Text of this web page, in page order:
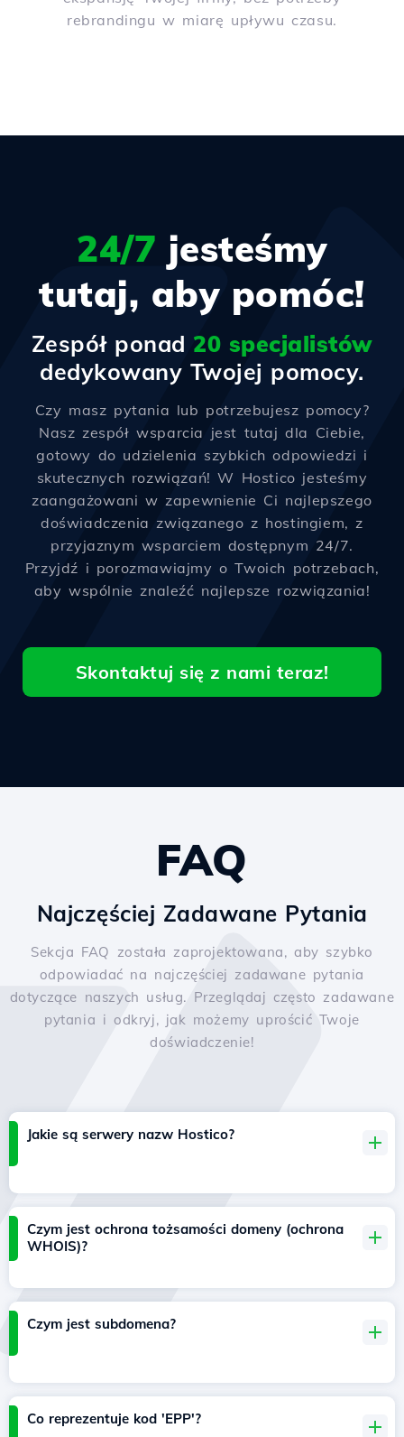
rebrandingu w miarę upływu czasu.
24/7 jesteśmy
tutaj, aby pomóc!
Zespół ponad 20 specjalistów
dedykowany Twojej pomocy.
Czy masz pytania lub potrzebujesz pomocy?
Nasz zespół wsparcia jest tutaj dla Ciebie,
gotowy do udzielenia szybkich odpowiedzi i
skutecznych rozwiązań! W Hostico jesteśmy
zaangażowani w zapewnienie Ci najlepszego
doświadczenia związanego z hostingiem, z
przyjaznym wsparciem dostępnym 24/7.
Przyjdź i porozmawiajmy o Twoich potrzebach,
aby wspólnie znaleźć najlepsze rozwiązania!
Skontaktuj się z nami teraz!
FAQ
Najczęściej Zadawane Pytania
Sekcja FAQ została zaprojektowana, aby szybko
odpowiadać na najczęściej zadawane pytania
dotyczące naszych usług. Przeglądaj często zadawane
pytania i odkryj, jak możemy uprościć Twoje
doświadczenie!
Jakie są serwery nazw Hostico?
Czym jest ochrona tożsamości domeny (ochrona
WHOIS)?
Czym jest subdomena?
Co reprezentuje kod 'EPP'?